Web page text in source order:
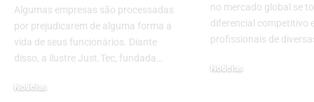
Algumas empresas são processadas
por prejudicarem de alguma forma a
vida de seus funcionários. Diante
disso, a ilustre Just.Tec, fundada…
Notícias
no mercado global se
diferencial competitivo
profissionais de
Notícias